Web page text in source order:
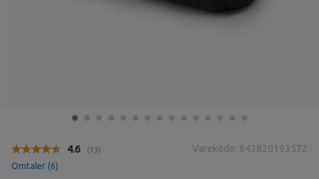
Gjennomsnittskarakter:
4.6 (stemmer:
13)
Omtaler (6)
Varekode: 843820193572